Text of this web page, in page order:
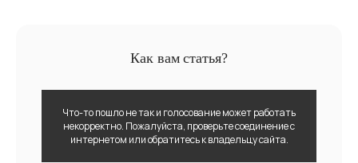
Как вам статья?
Что-то пошло не так и голосование может работать
некорректно. Пожалуйста, проверьте соединение с
интернетом или обратитесь к владельцу сайта.